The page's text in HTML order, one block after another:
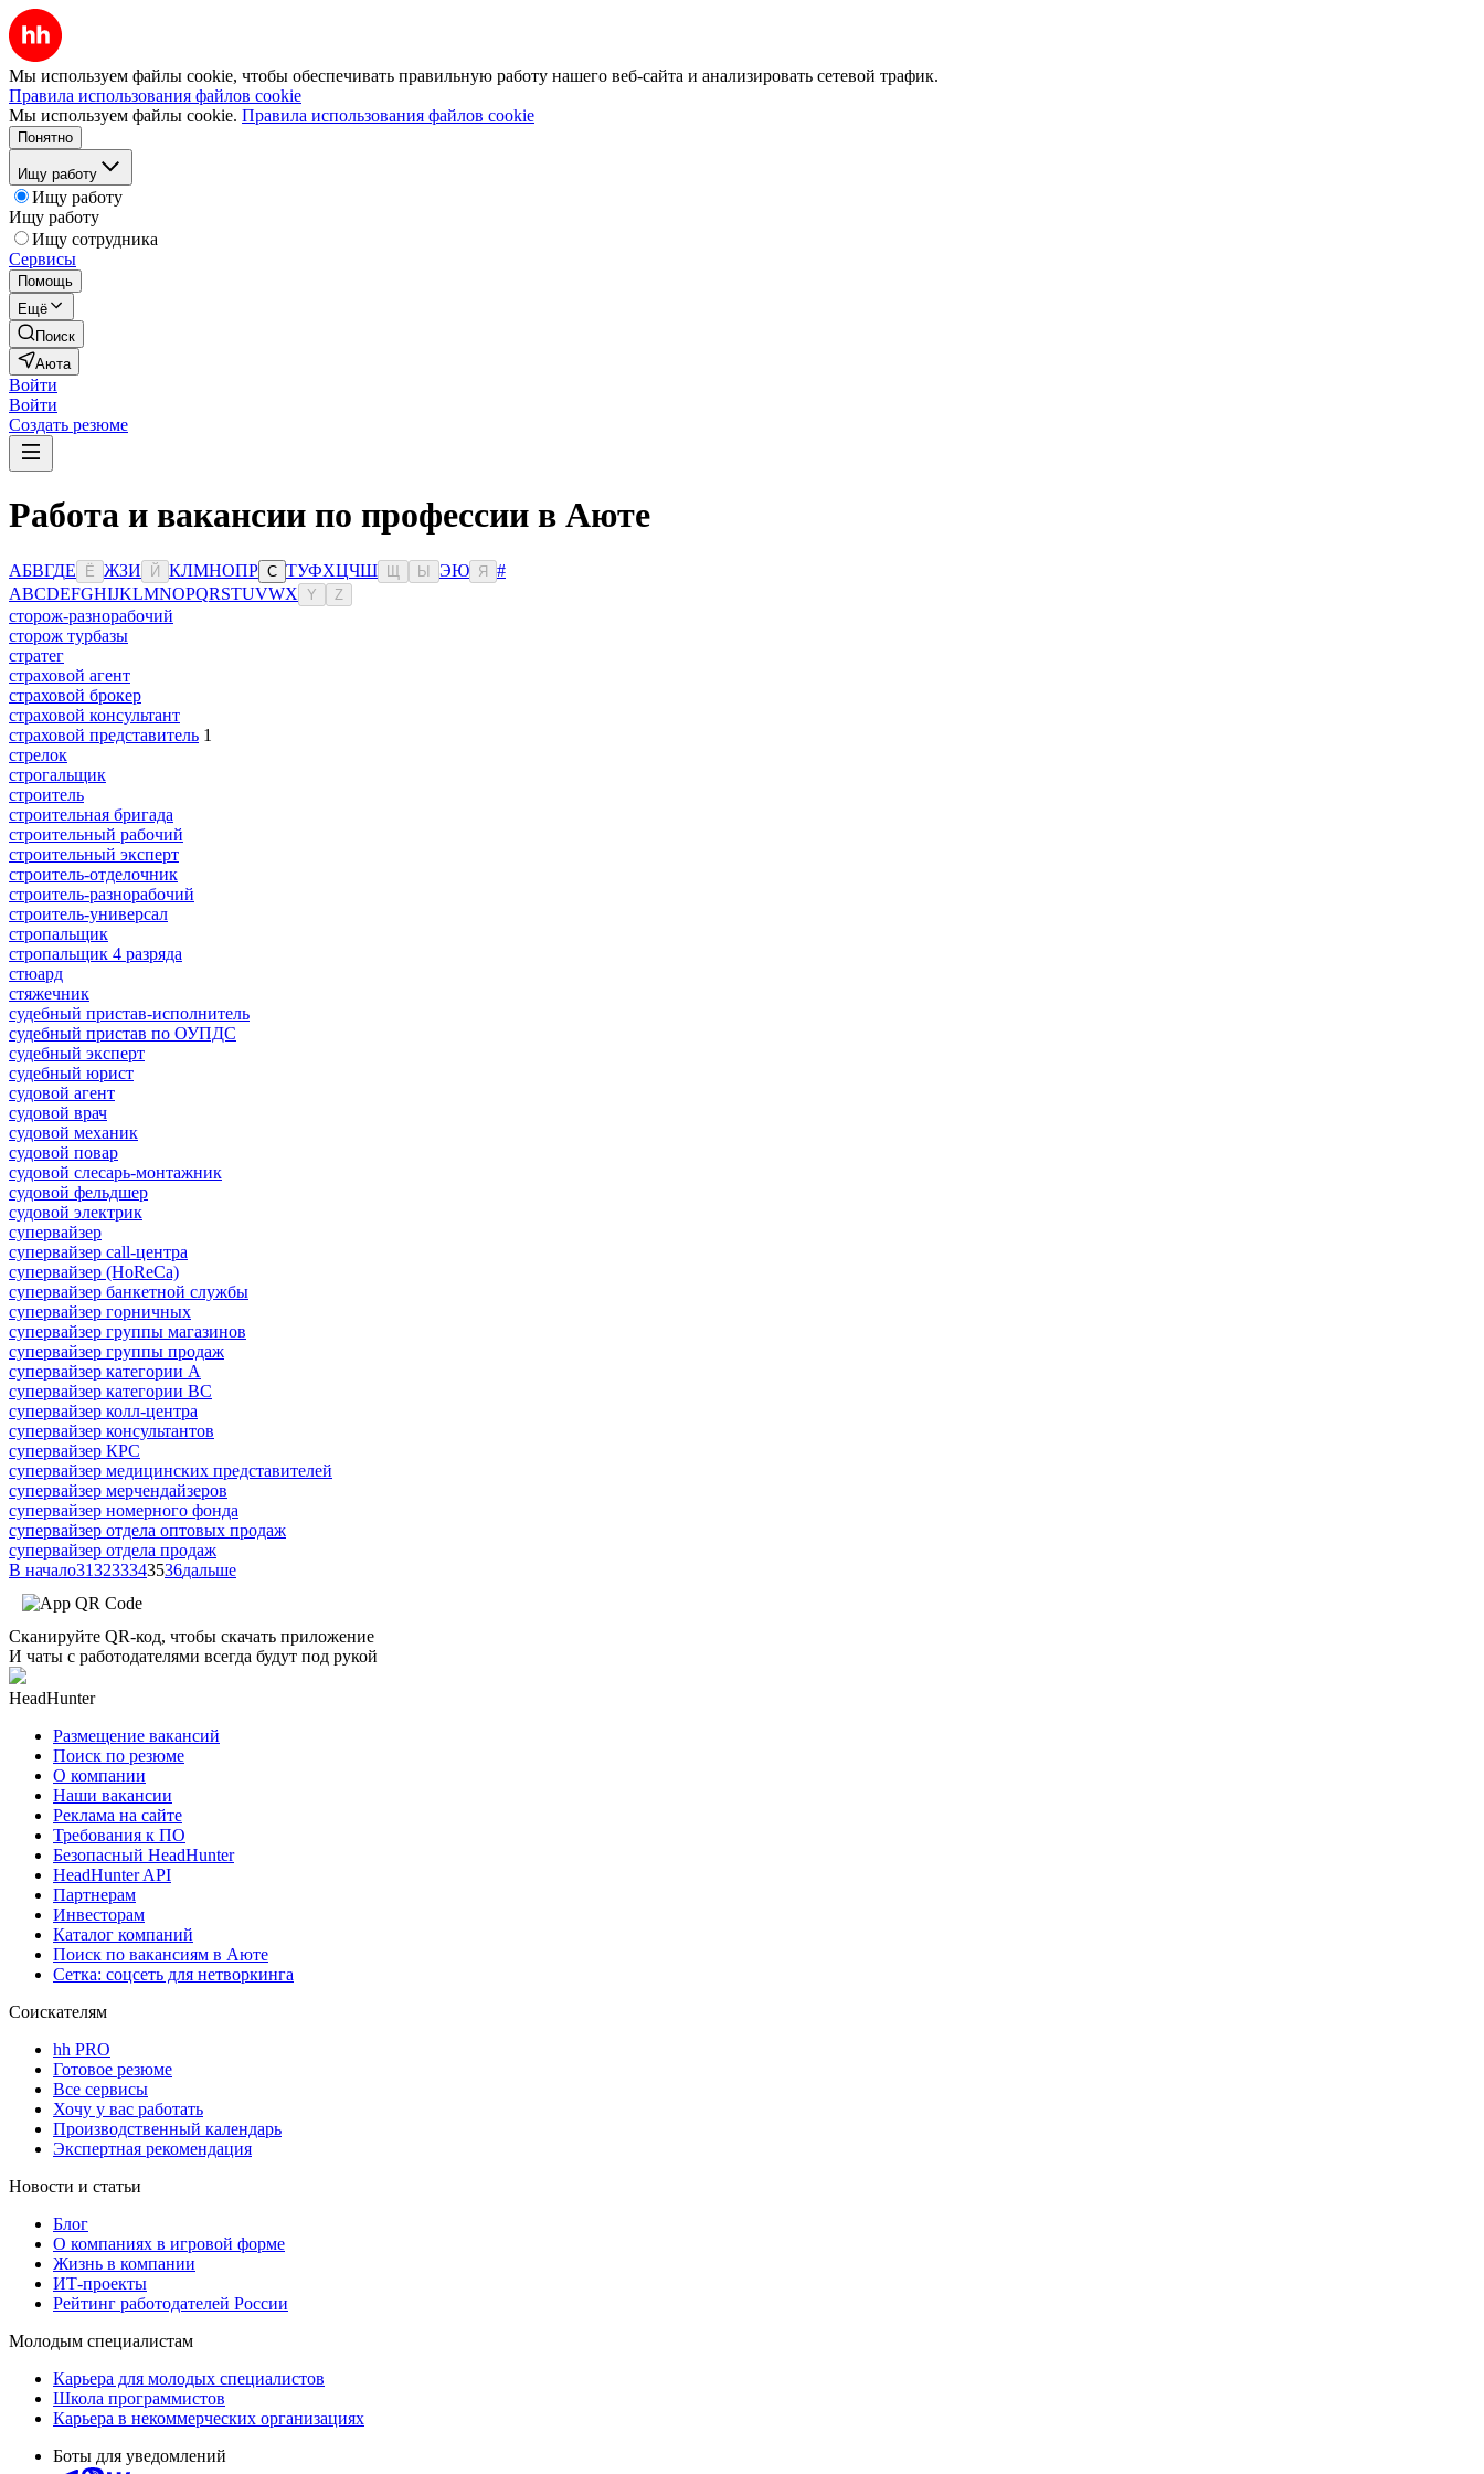
Мы используем файлы cookie, чтобы обеспечивать правильную работу нашего веб-сайта и анализировать сетевой трафик.
Правила использования файлов cookie
Мы используем файлы cookie. Правила использования файлов cookie
Понятно
Ищу работу
Ищу работу
Ищу работу
Ищу сотрудника
Сервисы
Помощь
Ещё
Поиск
Аюта
Войти
Войти
Создать резюме
Работа и вакансии по профессии в Аюте
АБВГДЕ Ё ЖЗИ Й КЛМНОПР С ТУФХЦЧШ Ы ЭЮ Я
#
ABCDEFGHIJKLMNOPQRSTUVWX Y Z
сторож-разнорабочий
сторож турбазы
стратег
страховой агент
страховой брокер
страховой консультант
страховой представитель 1
стрелок
строгальщик
строитель
строительная бригада
строительный рабочий
строительный эксперт
строитель-отделочник
строитель-разнорабочий
строитель-универсал
стропальщик
стропальщик 4 разряда
стюард
стяжечник
судебный пристав-исполнитель
судебный пристав по ОУПДС
судебный эксперт
судебный юрист
судовой агент
судовой врач
судовой механик
судовой повар
судовой слесарь-монтажник
судовой фельдшер
судовой электрик
супервайзер
супервайзер call-центра
супервайзер (HoReCa)
супервайзер банкетной службы
супервайзер горничных
супервайзер группы магазинов
супервайзер группы продаж
супервайзер категории A
супервайзер категории BC
супервайзер колл-центра
супервайзер консультантов
супервайзер КРС
супервайзер медицинских представителей
супервайзер мерчендайзеров
супервайзер номерного фонда
супервайзер отдела оптовых продаж
супервайзер отдела продаж
В начало313233343536дальше
Сканируйте QR-код, чтобы скачать приложение
И чаты с работодателями всегда будут под рукой
HeadHunter
Размещение вакансий
Поиск по резюме
О компании
Наши вакансии
Реклама на сайте
Требования к ПО
Безопасный HeadHunter
HeadHunter API
Партнерам
Инвесторам
Каталог компаний
Поиск по вакансиям в Аюте
Сетка: соцсеть для нетворкинга
Соискателям
hh PRO
Готовое резюме
Все сервисы
Хочу у вас работать
Производственный календарь
Экспертная рекомендация
Новости и статьи
Блог
О компаниях в игровой форме
Жизнь в компании
ИТ-проекты
Рейтинг работодателей России
Молодым специалистам
Карьера для молодых специалистов
Школа программистов
Карьера в некоммерческих организациях
Боты для уведомлений